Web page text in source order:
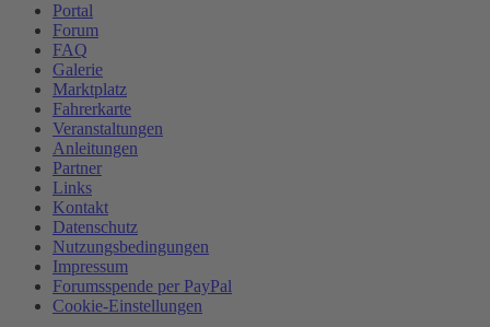
Portal
Forum
FAQ
Galerie
Marktplatz
Fahrerkarte
Veranstaltungen
Anleitungen
Partner
Links
Kontakt
Datenschutz
Nutzungsbedingungen
Impressum
Forumsspende per PayPal
Cookie-Einstellungen